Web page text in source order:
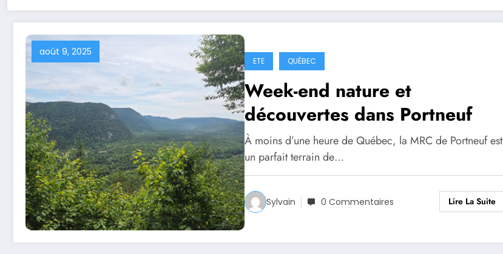
août 9, 2025
ETE QUÉBEC
Week-end nature et
découvertes dans Portneuf
À moins d’une heure de Québec, la MRC de Portneuf est
un parfait terrain de…
Sylvain 0 Commentaires Lire La Suite